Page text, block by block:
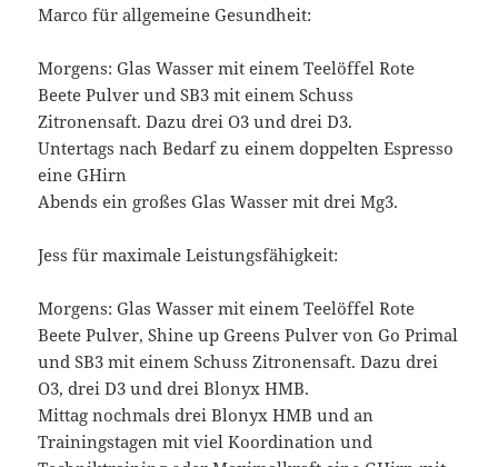
Marco für allgemeine Gesundheit:
Morgens: Glas Wasser mit einem Teelöffel Rote
Beete Pulver und SB3 mit einem Schuss
Zitronensaft. Dazu drei O3 und drei D3.
Untertags nach Bedarf zu einem doppelten Espresso
eine GHirn
Abends ein großes Glas Wasser mit drei Mg3.
Jess für maximale Leistungsfähigkeit:
Morgens: Glas Wasser mit einem Teelöffel Rote
Beete Pulver, Shine up Greens Pulver von Go Primal
und SB3 mit einem Schuss Zitronensaft. Dazu drei
O3, drei D3 und drei Blonyx HMB.
Mittag nochmals drei Blonyx HMB und an
Trainingstagen mit viel Koordination und